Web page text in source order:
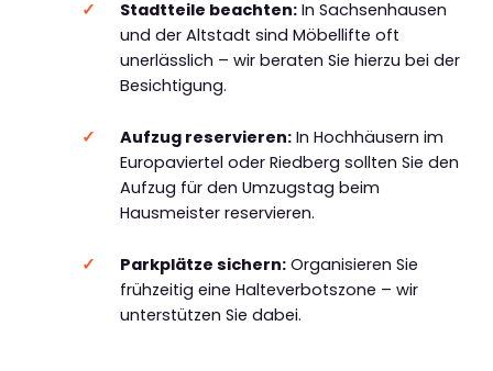
Stadtteile beachten:In Sachsenhausen
und der Altstadt sind Möbellifte oft
unerlässlich – wir beraten Sie hierzu bei der
Besichtigung.
Aufzug reservieren:In Hochhäusern im
Europaviertel oder Riedberg sollten Sie den
Aufzug für den Umzugstag beim
Hausmeister reservieren.
Parkplätze sichern:Organisieren Sie
frühzeitig eine Halteverbotszone – wir
unterstützen Sie dabei.